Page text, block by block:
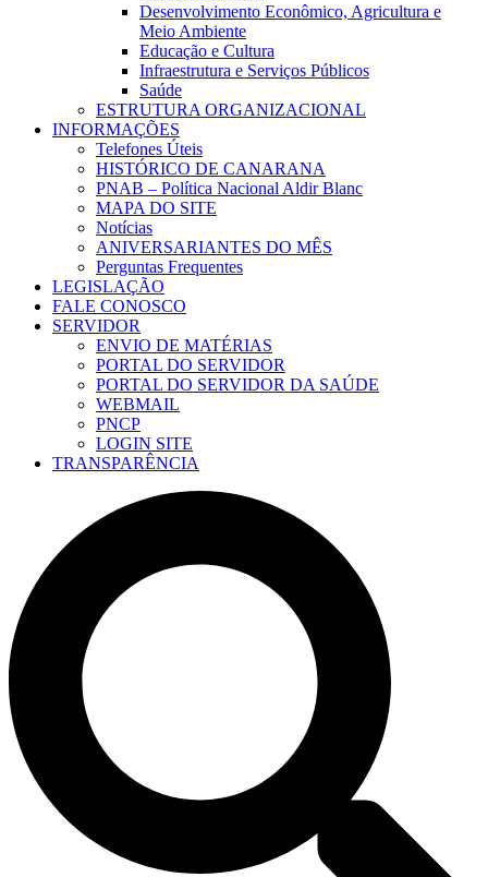
Desenvolvimento Econômico, Agricultura e
Meio Ambiente
Educação e Cultura
Infraestrutura e Serviços Públicos
Saúde
ESTRUTURA ORGANIZACIONAL
INFORMAÇÕES
Telefones Úteis
HISTÓRICO DE CANARANA
PNAB – Política Nacional Aldir Blanc
MAPA DO SITE
Notícias
ANIVERSARIANTES DO MÊS
Perguntas Frequentes
LEGISLAÇÃO
FALE CONOSCO
SERVIDOR
ENVIO DE MATÉRIAS
PORTAL DO SERVIDOR
PORTAL DO SERVIDOR DA SAÚDE
WEBMAIL
PNCP
LOGIN SITE
TRANSPARÊNCIA